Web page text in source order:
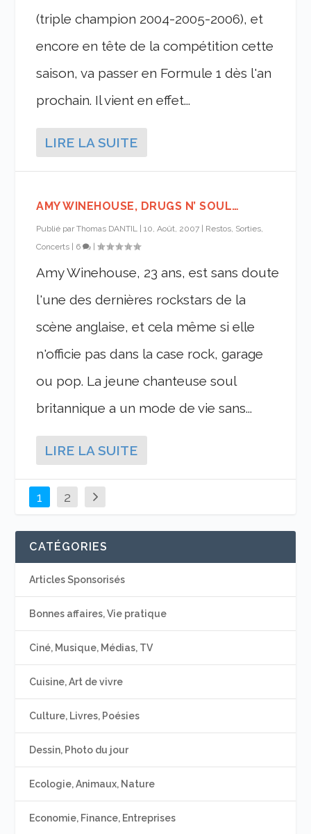
(triple champion 2004-2005-2006), et
encore en tête de la compétition cette
saison, va passer en Formule 1 dès l'an
prochain. Il vient en effet...
LIRE LA SUITE
AMY WINEHOUSE, DRUGS N’ SOUL…
Publié parThomas DANTIL |10, Août, 2007
Restos, Sorties,
Concerts
6 |
Amy Winehouse, 23 ans, est sans doute
l'une des dernières rockstars de la
scène anglaise, et cela même si elle
n'officie pas dans la case rock, garage
ou pop. La jeune chanteuse soul
britannique a un mode de vie sans...
LIRE LA SUITE
1 2
CATÉGORIES
Articles Sponsorisés
Bonnes affaires, Vie pratique
Ciné, Musique, Médias, TV
Cuisine, Art de vivre
Culture, Livres, Poésies
Dessin, Photo du jour
Ecologie, Animaux, Nature
Economie, Finance, Entreprises